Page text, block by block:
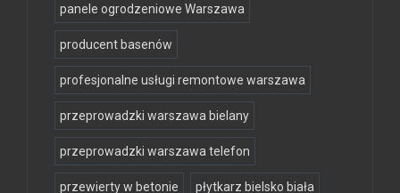
panele ogrodzeniowe Warszawa
producent basenów
profesjonalne usługi remontowe warszawa
przeprowadzki warszawa bielany
przeprowadzki warszawa telefon
przewierty w betonie płytkarz bielsko biała